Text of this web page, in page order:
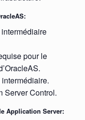
pour le
Server Control.
Application Server: